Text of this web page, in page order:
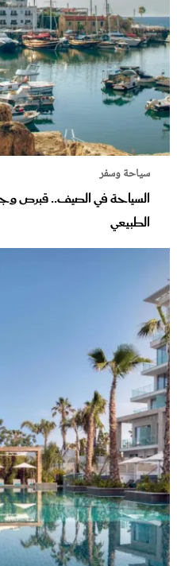
سياحة وسفر
السياحة في الصيف.. قبرص
الطبيعي